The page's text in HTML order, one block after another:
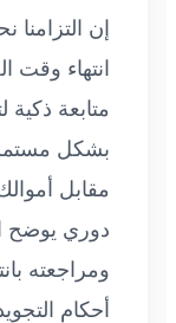
إن التزامنا
انتهاء وقت
متابعة ذكية
بشكل مستمر
مقابل
دوري يوضح
ومراجعته
أحكام